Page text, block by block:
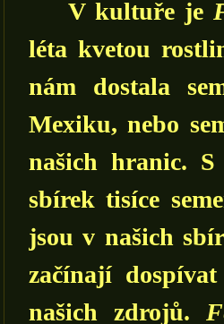
V kultuře je
léta kvetou
nám dostala
Mexiku, nebo
našich hranic.
sbírek tisíce
jsou v našich
začínají
našich zdrojů.